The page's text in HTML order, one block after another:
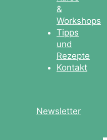
&
Workshops
Tipps
und
Rezepte
Kontakt
Newsletter